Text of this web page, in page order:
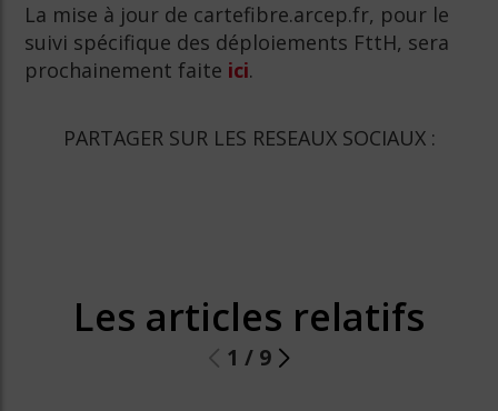
La mise à jour de cartefibre.arcep.fr, pour le
suivi spécifique des déploiements FttH, sera
prochainement faite ici.
PARTAGER SUR LES RESEAUX SOCIAUX :
Les articles relatifs
1 / 9